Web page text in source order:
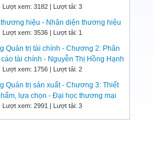
Lượt xem: 3182 | Lượt tải: 3
hiệu - Nhận diện thương hiệu
Lượt xem: 3536 | Lượt tải: 1
Quản trị tài chính - Chương 2: Phân
tài chính - Nguyễn Thị Hồng Hạnh
Lượt xem: 1756 | Lượt tải: 2
Quản trị sản xuất - Chương 3: Thiết
lựa chọn - Đại học thương mại
Lượt xem: 2991 | Lượt tải: 3